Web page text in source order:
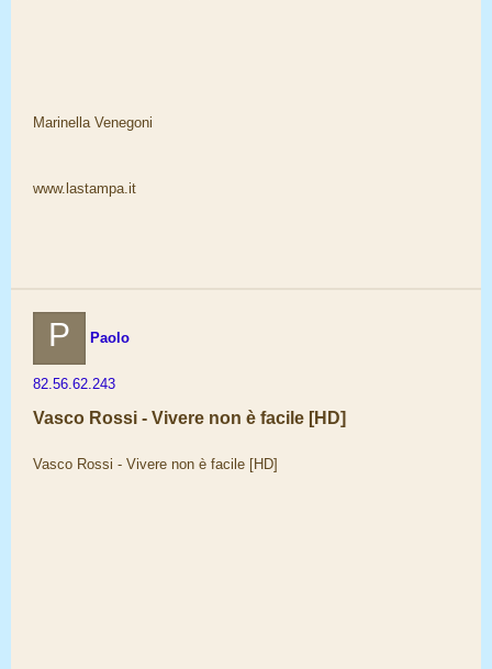
Marinella Venegoni
www.lastampa.it
P Paolo
82.56.62.243
Vasco Rossi - Vivere non è facile [HD]
Vasco Rossi - Vivere non è facile [HD]